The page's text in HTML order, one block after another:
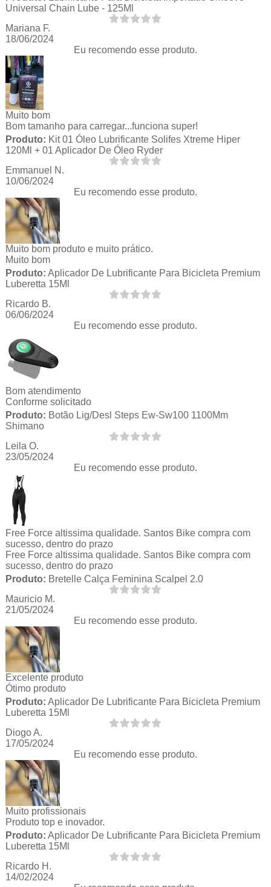
Universal Chain Lube - 125Ml
Mariana F.
18/06/2024
Eu recomendo esse produto.
Muito bom
Bom tamanho para carregar...funciona super!
Produto: Kit 01 Óleo Lubrificante Solifes Xtreme Hiper
120Ml + 01 Aplicador De Óleo Ryder
Emmanuel N.
10/06/2024
Eu recomendo esse produto.
Muito bom produto e muito prático.
Muito bom
Produto: Aplicador De Lubrificante Para Bicicleta Premium
Luberetta 15Ml
Ricardo B.
06/06/2024
Eu recomendo esse produto.
Bom atendimento
Conforme solicitado
Produto: Botão Lig/Desl Steps Ew-Sw100 1100Mm
Shimano
Leila O.
23/05/2024
Eu recomendo esse produto.
Free Force altissima qualidade. Santos Bike compra com
sucesso, dentro do prazo
Free Force altissima qualidade. Santos Bike compra com
sucesso, dentro do prazo
Produto: Bretelle Calça Feminina Scalpel 2.0
Mauricio M.
21/05/2024
Eu recomendo esse produto.
Excelente produto
Ótimo produto
Produto: Aplicador De Lubrificante Para Bicicleta Premium
Luberetta 15Ml
Diogo A.
17/05/2024
Eu recomendo esse produto.
Muito profissionais
Produto top e inovador.
Produto: Aplicador De Lubrificante Para Bicicleta Premium
Luberetta 15Ml
Ricardo H.
14/02/2024